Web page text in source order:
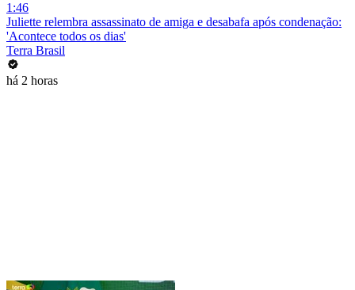
1:46
Juliette relembra assassinato de amiga e desabafa após condenação:
'Acontece todos os dias'
Terra Brasil
há 2 horas